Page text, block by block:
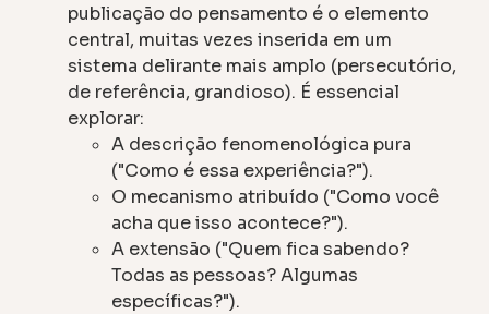
publicação do pensamento é o elemento
central, muitas vezes inserida em um
sistema delirante mais amplo (persecutório,
de referência, grandioso). É essencial
explorar:
A descrição fenomenológica pura
("Como é essa experiência?").
O mecanismo atribuído ("Como você
acha que isso acontece?").
A extensão ("Quem fica sabendo?
Todas as pessoas? Algumas
específicas?").